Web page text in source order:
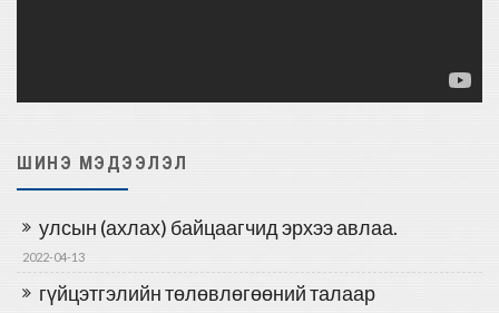
ШИНЭ МЭДЭЭЛЭЛ
улсын (ахлах) байцаагчид эрхээ авлаа.
2022-04-13
гүйцэтгэлийн төлөвлөгөөний талаар